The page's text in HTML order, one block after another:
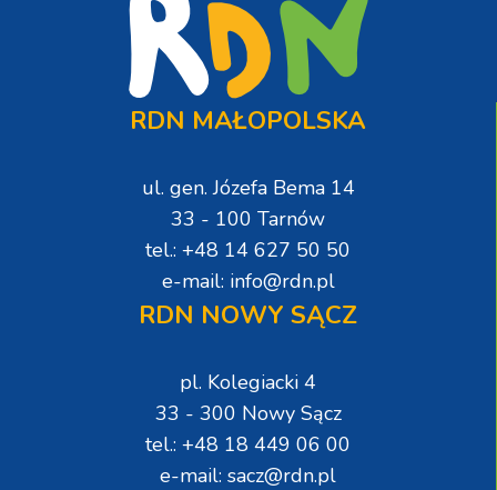
RDN MAŁOPOLSKA
ul. gen. Józefa Bema 14
33 - 100 Tarnów
tel.: +48 14 627 50 50
e-mail: info@rdn.pl
RDN NOWY SĄCZ
pl. Kolegiacki 4
33 - 300 Nowy Sącz
tel.: +48 18 449 06 00
e-mail: sacz@rdn.pl